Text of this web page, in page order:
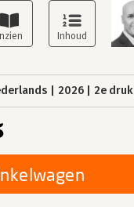
2026 2e druk